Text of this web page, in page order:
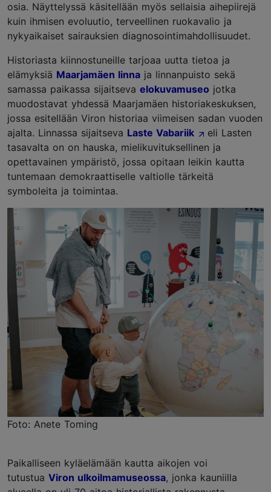
osia. Näyttelyssä käsitellään myös sellaisia aihepiirejä
kuin ihmisen evoluutio, terveellinen ruokavalio ja
nykyaikaiset sairauksien diagnosointimahdollisuudet.
Historiasta kiinnostuneille tarjoaa uutta tietoa ja
elämyksiä Maarjamäen linna ja linnanpuisto sekä
samassa paikassa sijaitseva elokuvamuseo jotka
muodostavat yhdessä Maarjamäen historiakeskuksen,
jossa esitellään Viron historiaa viimeisen sadan vuoden
ajalta. Linnassa sijaitseva Laste Vabariik
eli Lasten
tasavalta on on hauska, mielikuvituksellinen ja
opettavainen ympäristö, jossa opitaan leikin kautta
tuntemaan demokraattiselle valtiolle tärkeitä
symboleita ja toimintaa.
Foto: Anete Toming
Paikalliseen kyläelämään kautta aikojen voi
tutustua Viron ulkoilmamuseossa, jonka kauniilla